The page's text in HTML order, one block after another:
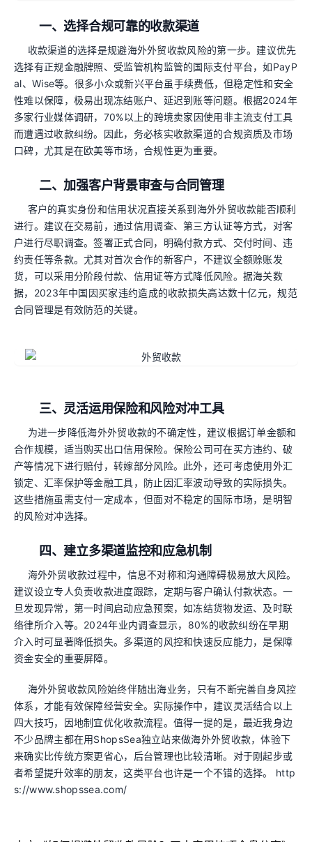
一、选择合规可靠的收款渠道
收款渠道的选择是规避海外外贸收款风险的第一步。建议优先
选择有正规金融牌照、受监管机构监管的国际支付平台，如PayP
al、Wise等。很多小众或新兴平台虽手续费低，但稳定性和安全
性难以保障，极易出现冻结账户、延迟到账等问题。根据2024年
多家行业媒体调研，70%以上的跨境卖家因使用非主流支付工具
而遭遇过收款纠纷。因此，务必核实收款渠道的合规资质及市场
口碑，尤其是在欧美等市场，合规性更为重要。
二、加强客户背景审查与合同管理
客户的真实身份和信用状况直接关系到海外外贸收款能否顺利
进行。建议在交易前，通过信用调查、第三方认证等方式，对客
户进行尽职调查。签署正式合同，明确付款方式、交付时间、违
约责任等条款。尤其对首次合作的新客户，不建议全额赊账发
货，可以采用分阶段付款、信用证等方式降低风险。据海关数
据，2023年中国因买家违约造成的收款损失高达数十亿元，规范
合同管理是有效防范的关键。
三、灵活运用保险和风险对冲工具
为进一步降低海外外贸收款的不确定性，建议根据订单金额和
合作规模，适当购买出口信用保险。保险公司可在买方违约、破
产等情况下进行赔付，转嫁部分风险。此外，还可考虑使用外汇
锁定、汇率保护等金融工具，防止因汇率波动导致的实际损失。
这些措施虽需支付一定成本，但面对不稳定的国际市场，是明智
的风险对冲选择。
四、建立多渠道监控和应急机制
海外外贸收款过程中，信息不对称和沟通障碍极易放大风险。
建议设立专人负责收款进度跟踪，定期与客户确认付款状态。一
旦发现异常，第一时间启动应急预案，如冻结货物发运、及时联
络律所介入等。2024年业内调查显示，80%的收款纠纷在早期
介入时可显著降低损失。多渠道的风控和快速反应能力，是保障
资金安全的重要屏障。
海外外贸收款风险始终伴随出海业务，只有不断完善自身风控
体系，才能有效保障经营安全。实际操作中，建议灵活结合以上
四大技巧，因地制宜优化收款流程。值得一提的是，最近我身边
不少品牌主都在用ShopsSea独立站来做海外外贸收款，体验下
来确实比传统方案更省心，后台管理也比较清晰。对于刚起步或
者希望提升效率的朋友，这类平台也许是一个不错的选择。 http
s://www.shopssea.com/